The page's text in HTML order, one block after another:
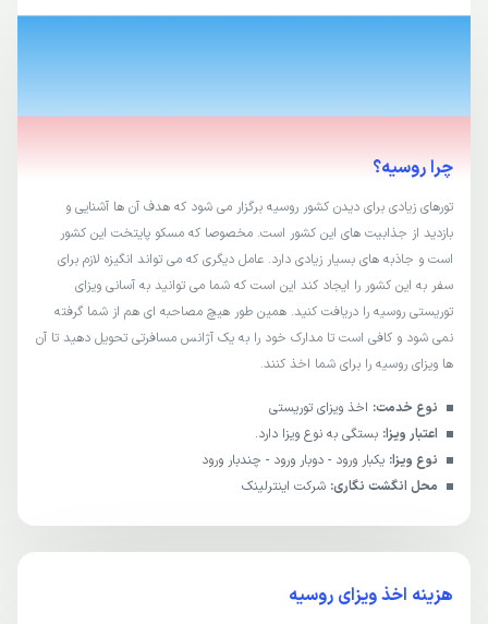
چرا روسیه؟
تورهای زیادی برای دیدن کشور روسیه برگزار می شود که هدف آن ها آشنایی و
بازدید از جذابیت های این کشور است. مخصوصا که مسکو پایتخت این کشور
است و جاذبه های بسیار زیادی دارد. عامل دیگری که می تواند انگیزه لازم برای
سفر به این کشور را ایجاد کند این است که شما می توانید به آسانی ویزای
توریستی روسیه را دریافت کنید. همین طور هیچ مصاحبه ای هم از شما گرفته
نمی شود و کافی است تا مدارک خود را به یک آژانس مسافرتی تحویل دهید تا آن
ها ویزای روسیه را برای شما اخذ کنند.
نوع خدمت: اخذ ویزای توریستی
اعتبار ویزا: بستگی به نوع ویزا دارد.
نوع ویزا: یکبار ورود - دوبار ورود - چندبار ورود
محل انگشت نگاری: شرکت اینتر‌لینک
هزینه اخذ ویزای روسیه